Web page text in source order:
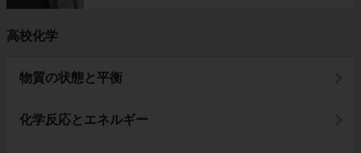
高校化学
物質の状態と平衡
化学反応とエネルギー